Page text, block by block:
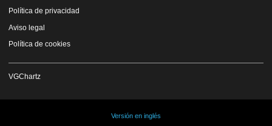
Política de privacidad
Aviso legal
Política de cookies
VGChartz
Versión en inglés